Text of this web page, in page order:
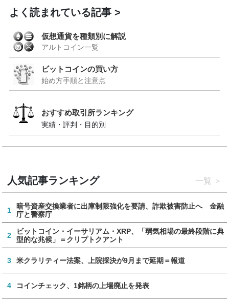
よく読まれている記事
仮想通貨を種類別に解説
アルトコイン一覧
ビットコインの買い方
始め方手順と注意点
おすすめ取引所ランキング
実績・評判・目的別
人気記事ランキング 一覧
1
暗号資産交換業者に出庫制限強化を要請、詐欺被害防止へ 金融
庁と警察庁
2
ビットコイン・イーサリアム・XRP、「弱気相場の最終段階に典
型的な兆候」＝クリプトクアント
3 米クラリティー法案、上院採決が9月まで延期＝報道
4 コインチェック、1銘柄の上場廃止を発表